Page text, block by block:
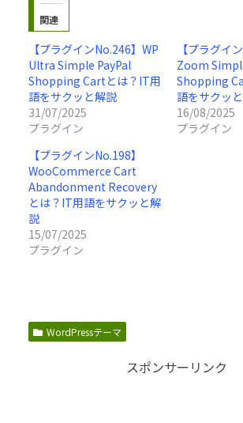
関連
【プラグインNo.246】WP
Ultra Simple PayPal
Shopping Cartとは？IT用
語をサクッと解説
31/07/2025
プラグイン
【プラグイ
Zoom
Shopping
語をサクッ
16/08/2025
プラグイン
【プラグインNo.198】
WooCommerce Cart
Abandonment Recovery
とは？IT用語をサクッと解
説
15/07/2025
プラグイン
WordPressテーマ
スポンサーリンク